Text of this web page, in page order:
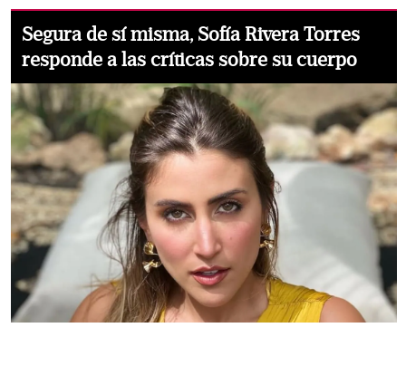
Segura de sí misma, Sofía Rivera Torres
responde a las críticas sobre su cuerpo